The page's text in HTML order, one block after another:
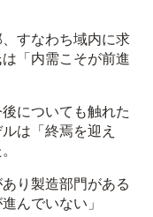
すなわち域内に求
「内需こそが前進
についても触れた
は「終焉を迎え
り製造部門がある
んでいない」